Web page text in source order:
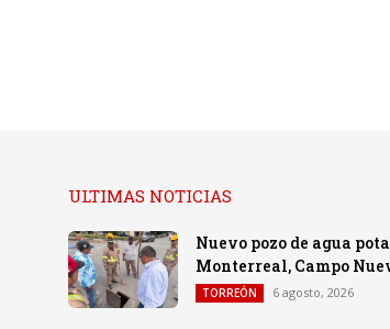
ULTIMAS NOTICIAS
Nuevo pozo de agua
Monterreal, Campo
TORREÓN 6 agosto, 2026